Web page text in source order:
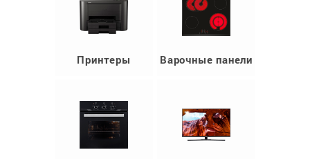
Принтеры Варочные панели